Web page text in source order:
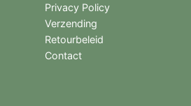
Privacy Policy
Verzending
Retourbeleid
Contact